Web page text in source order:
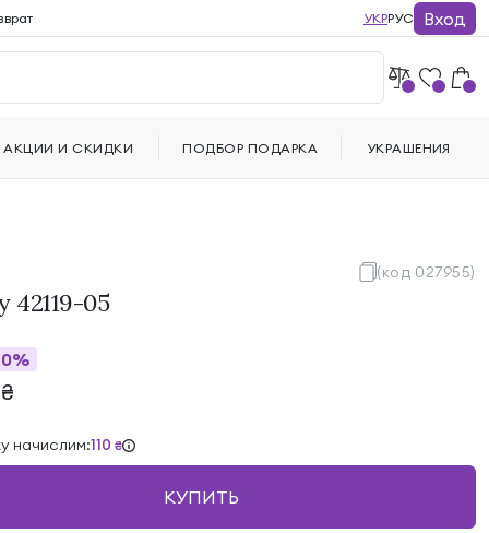
(код 027955)
42119-05
₴
начислим:110 ₴
КУПИТЬ
УКРРУС Вход
АКЦИИ И СКИДКИ ПОДБОР ПОДАРКА УКРАШЕНИЯ